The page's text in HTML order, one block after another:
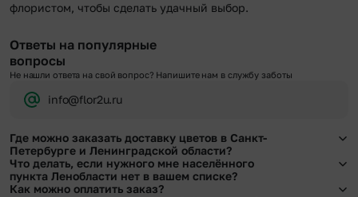
флористом, чтобы сделать удачный выбор.
Ответы на популярные
вопросы
Не нашли ответа на свой вопрос? Напишите нам в службу заботы
info@flor2u.ru
Где можно заказать доставку цветов в Санкт-
Петербурге и Ленинградской области?
Оформить доставку цветов можно в нашем приложении, на сайте flor2u.ru, по
телефону горячей линии или в чате.
Что делать, если нужного мне населённого
пункта Ленобласти нет в вашем списке?
Как можно оплатить заказ?